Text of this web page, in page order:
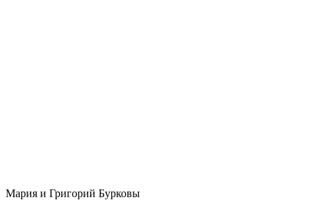
Мария и Григорий Бурковы